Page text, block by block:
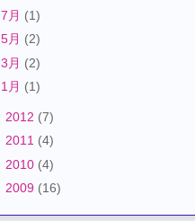
7月 (1)
5月 (2)
3月 (2)
1月 (1)
2012 (7)
2011 (4)
2010 (4)
2009 (16)